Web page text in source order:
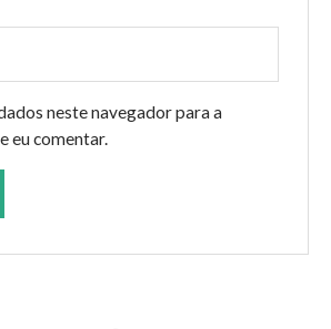
neste navegador para a
eu comentar.